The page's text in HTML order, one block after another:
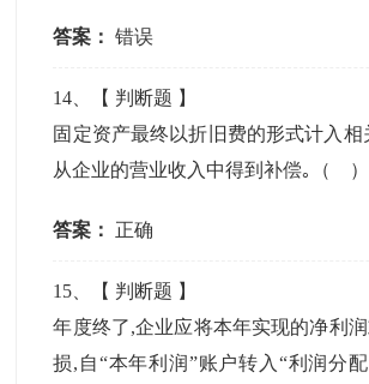
答案： 错误
14 、【 判断题 】
固定资产最终以折旧费的形式计入相
从企业的营业收入中得到补偿｡（ ）
答案： 正确
15 、【 判断题 】
年度终了,企业应将本年实现的净利
损,自“本年利润”账户转入“利润分